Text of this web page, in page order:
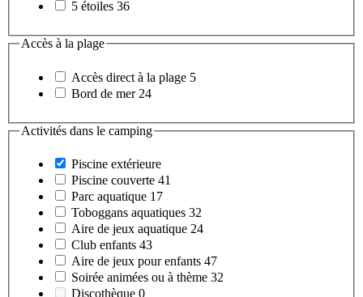
5 étoiles 36
Accès à la plage
Accès direct à la plage 5
Bord de mer 24
Activités dans le camping
Piscine extérieure
Piscine couverte 41
Parc aquatique 17
Toboggans aquatiques 32
Aire de jeux aquatique 24
Club enfants 43
Aire de jeux pour enfants 47
Soirée animées ou à thème 32
Discothèque 0